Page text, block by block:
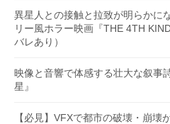
異星人との接触と拉致が明らか
リー風ホラー映画『THE 4TH
バレあり）
映像と音響で体感する壮大な叙事
星』
【必見】VFXで都市の破壊・崩